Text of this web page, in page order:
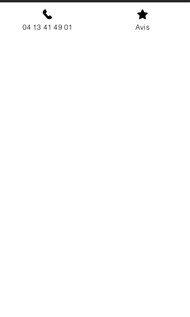
04 13 41 49 01 Avis